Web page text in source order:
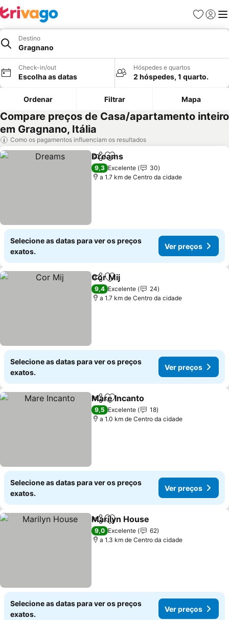
Favoritos
Iniciar
Destino
Gragnano
Check-in/out
Escolha as datas
Hóspedes e quartos
2 hóspedes, 1 quarto.
Ordenar Filtrar Mapa
Compare preços de Casa/apartamento inteiro
em Gragnano, Itália
Como os pagamentos influenciam os resultados
PartilharAdicionar aos favoritos
Dreams
9,3 Excelente
30
a 1.7 km de Centro da cidade
Selecione as datas para ver os preços
exatos.
Ver preços
PartilharAdicionar aos favoritos
Cor Mij
9,4 Excelente
24
a 1.7 km de Centro da cidade
Selecione as datas para ver os preços
exatos.
Ver preços
PartilharAdicionar aos favoritos
Mare Incanto
9,5 Excelente
18
a 1.0 km de Centro da cidade
Selecione as datas para ver os preços
exatos.
Ver preços
PartilharAdicionar aos favoritos
Marilyn House
9,0 Excelente
62
a 1.3 km de Centro da cidade
Selecione as datas para ver os preços
exatos.
Ver preços